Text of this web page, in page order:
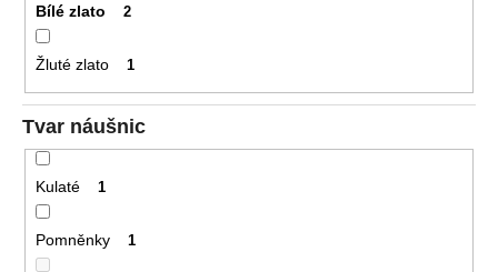
Bílé zlato 2
Žluté zlato 1
Tvar náušnic
Kulaté 1
Pomněnky 1